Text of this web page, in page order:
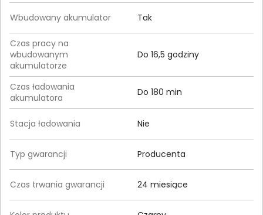
Wbudowany akumulator Tak
Czas pracy na
wbudowanym
akumulatorze
Do 16,5 godziny
Czas ładowania
akumulatora
Do 180 min
Stacja ładowania Nie
Typ gwarancji Producenta
Czas trwania gwarancji 24 miesiące